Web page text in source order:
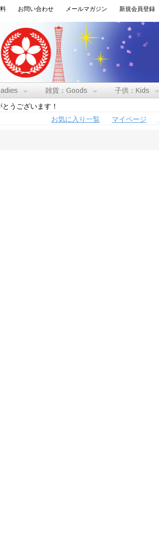
お問い合わせ メールマガジン 新規会員登録
雑貨：Goods 子供：Kids
うございます！
お気に入り一覧
マイページ